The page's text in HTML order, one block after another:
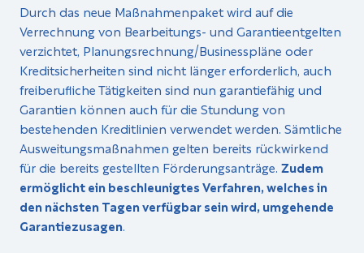
Durch das neue Maßnahmenpaket wird auf die
Verrechnung von Bearbeitungs- und Garantieentgelten
verzichtet, Planungsrechnung/Businesspläne oder
Kreditsicherheiten sind nicht länger erforderlich, auch
freiberufliche Tätigkeiten sind nun garantiefähig und
Garantien können auch für die Stundung von
bestehenden Kreditlinien verwendet werden. Sämtliche
Ausweitungsmaßnahmen gelten bereits rückwirkend
für die bereits gestellten Förderungsanträge. Zudem
ermöglicht ein beschleunigtes Verfahren, welches in
den nächsten Tagen verfügbar sein wird, umgehende
Garantiezusagen.